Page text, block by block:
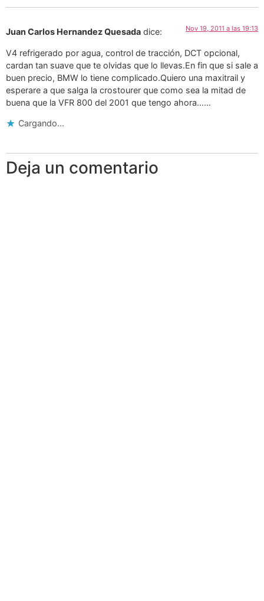
Juan Carlos Hernandez Quesada dice: Nov 19, 2011 a las 19:13
V4 refrigerado por agua, control de tracción, DCT opcional,
cardan tan suave que te olvidas que lo llevas.En fin que si sale a
buen precio, BMW lo tiene complicado.Quiero una maxitrail y
esperare a que salga la crostourer que como sea la mitad de
buena que la VFR 800 del 2001 que tengo ahora……
Cargando...
Deja un comentario